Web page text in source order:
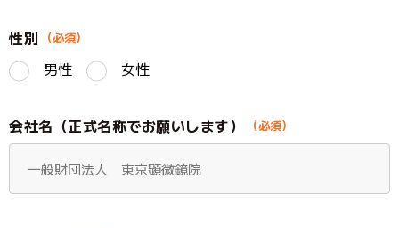
検
査
頼
書
性別
男性
女性
会社名（正式名称でお願いします）